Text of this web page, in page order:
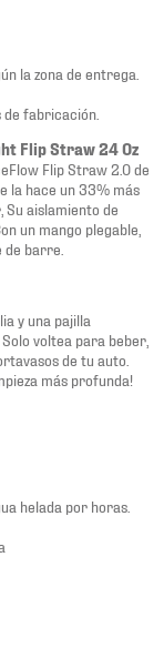
la zona de entrega.
de fabricación.
Flip Straw 24 Oz
Flip Straw 2.0 de
la hace un 33% más
Su aislamiento de
un mango plegable,
barre.
y una pajilla
voltea para beber,
de tu auto.
más profunda!
helada por horas.